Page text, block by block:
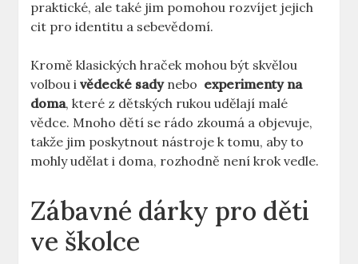
praktické, ale také jim pomohou rozvíjet jejich ​
cit pro identitu ⁢a sebevědomí.
Kromě⁢ klasických hraček mohou být skvělou
volbou ivědecké sadynebo ⁤ experimenty na
doma, které z dětských rukou udělají malé
vědce. Mnoho dětí ⁣se rádo zkoumá a objevuje,
takže jim poskytnout nástroje‌ k tomu, aby to
mohly‍ udělat i​ doma, rozhodně není krok vedle.
Zábavné dárky pro děti⁢
ve školce